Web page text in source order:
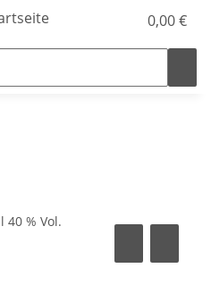
0,00 €